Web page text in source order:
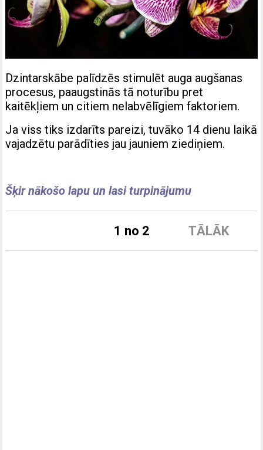
Dzintarskābe palīdzēs stimulēt auga augšanas
procesus, paaugstinās tā noturību pret
kaitēkļiem un citiem nelabvēlīgiem faktoriem.
Ja viss tiks izdarīts pareizi, tuvāko 14 dienu laikā
vajadzētu parādīties jau jauniem ziediņiem.
Šķir nākošo lapu un lasi turpinājumu
TĀLĀK
1 no 2